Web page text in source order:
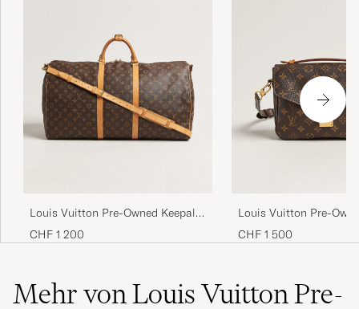
Louis Vuitton Pre-Owned Keepall
Bandouliére 60 Monogram
CHF 1 200
Louis Vuitton Pre-
Métis Monogram
CHF 1 500
Mehr von Louis Vuitton Pre-